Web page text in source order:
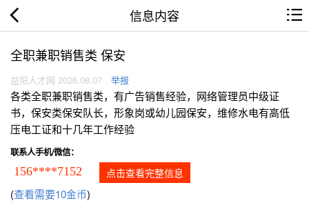
信息内容
全职兼职销售类 保安
益阳人才网 2026.08.07 举报
各类全职兼职销售类，有广告销售经验，网络管理员中级证
书，保安类保安队长，形象岗或幼儿园保安，维修水电有高低
压电工证和十几年工作经验
联系人手机/微信：
156****7152 点击查看完整信息
(查看需要10金币)